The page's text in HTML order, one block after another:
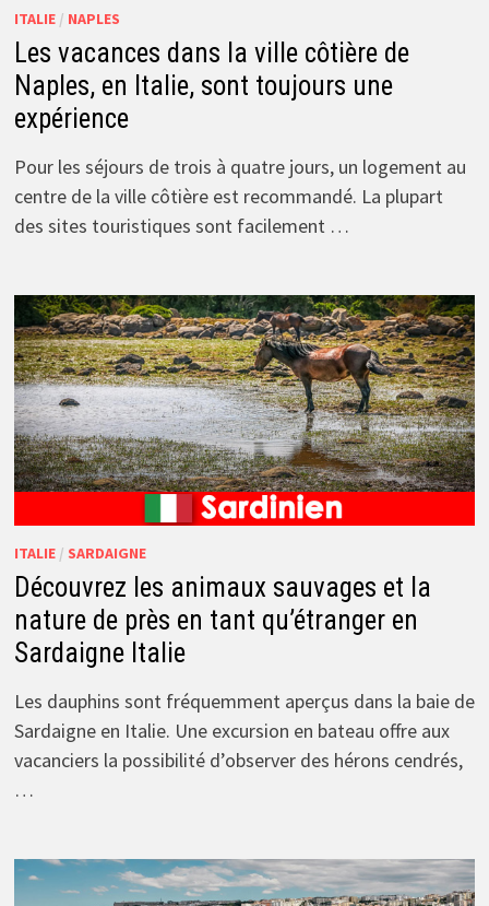
ITALIE/ NAPLES
Les vacances dans la ville côtière de
Naples, en Italie, sont toujours une
expérience
Pour les séjours de trois à quatre jours, un logement au
centre de la ville côtière est recommandé. La plupart
des sites touristiques sont facilement …
ITALIE/ SARDAIGNE
Découvrez les animaux sauvages et la
nature de près en tant qu’étranger en
Sardaigne Italie
Les dauphins sont fréquemment aperçus dans la baie de
Sardaigne en Italie. Une excursion en bateau offre aux
vacanciers la possibilité d’observer des hérons cendrés,
…